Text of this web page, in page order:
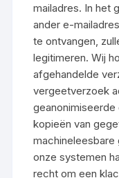
mailadres. In het
ander e-
te ontvangen,
legitimeren. Wij
afgehandelde
vergeetverzoek
kopieën van
machineleesbare
onze systemen
recht om een